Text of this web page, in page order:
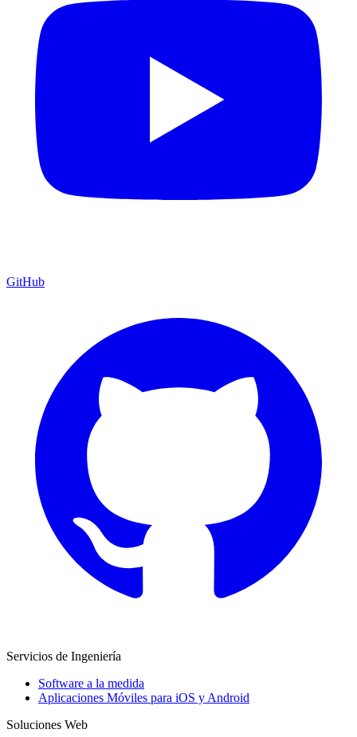
GitHub
Servicios de Ingeniería
Software a la medida
Aplicaciones Móviles para iOS y Android
Soluciones Web